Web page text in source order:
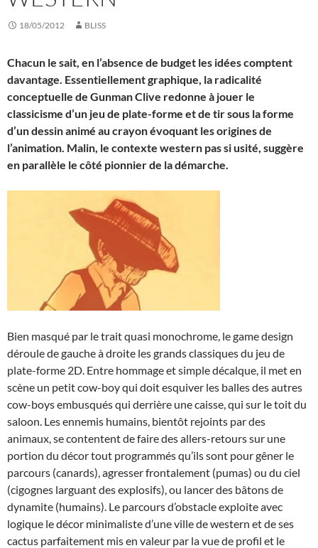
18/05/2012 BLISS
Chacun le sait, en l’absence de budget les idées comptent
davantage. Essentiellement graphique, la radicalité
conceptuelle de Gunman Clive redonne à jouer le
classicisme d’un jeu de plate-forme et de tir sous la forme
d’un dessin animé au crayon évoquant les origines de
l’animation. Malin, le contexte western pas si usité, suggère
en parallèle le côté pionnier de la démarche.
Bien masqué par le trait quasi monochrome, le game design
déroule de gauche à droite les grands classiques du jeu de
plate-forme 2D. Entre hommage et simple décalque, il met en
scène un petit cow-boy qui doit esquiver les balles des autres
cow-boys embusqués qui derrière une caisse, qui sur le toit du
saloon. Les ennemis humains, bientôt rejoints par des
animaux, se contentent de faire des allers-retours sur une
portion du décor tout programmés qu’ils sont pour gêner le
parcours (canards), agresser frontalement (pumas) ou du ciel
(cigognes larguant des explosifs), ou lancer des bâtons de
dynamite (humains). Le parcours d’obstacle exploite avec
logique le décor minimaliste d’une ville de western et de ses
cactus parfaitement mis en valeur par la vue de profil et le